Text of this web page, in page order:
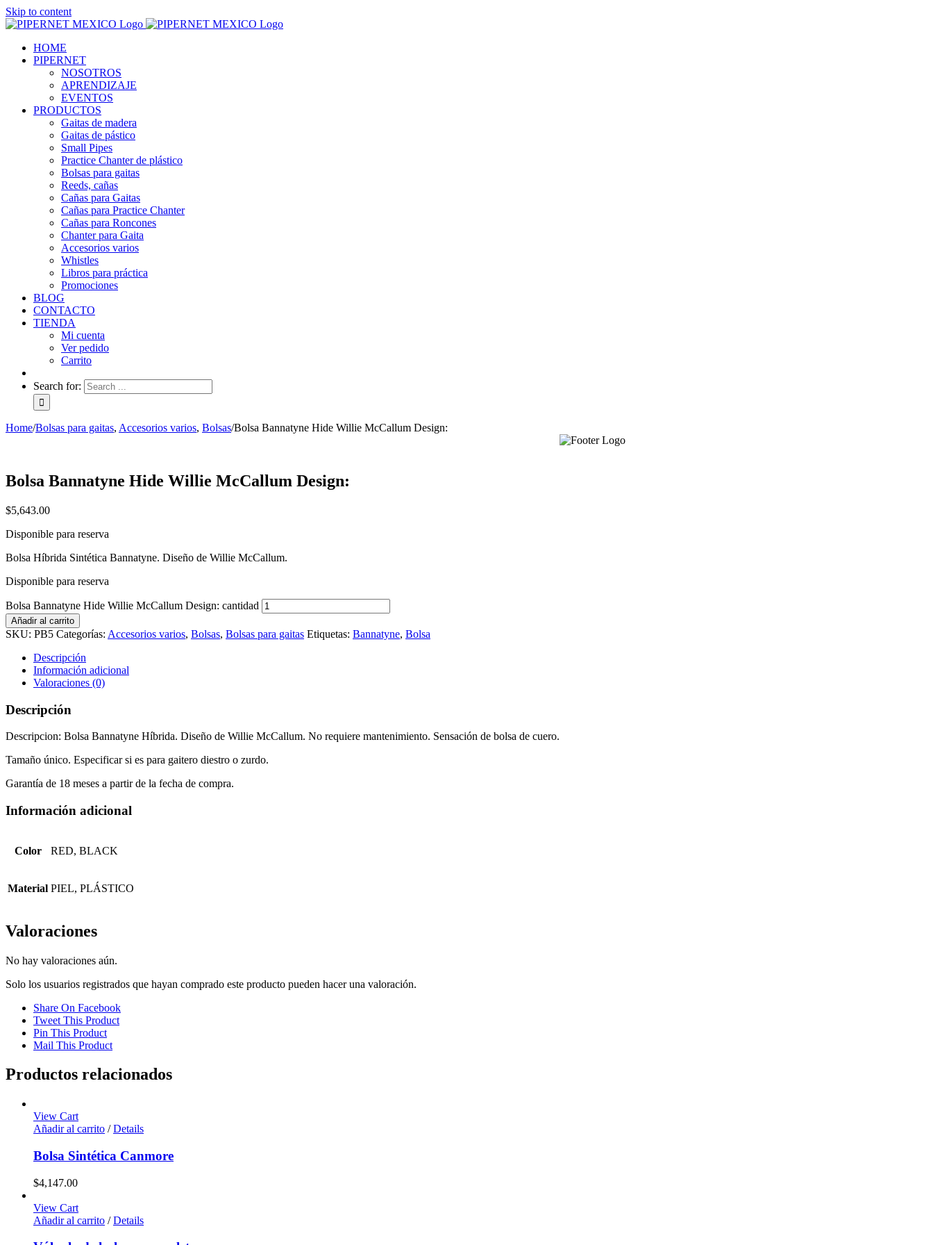
Skip to content
HOME
PIPERNET
NOSOTROS
APRENDIZAJE
EVENTOS
PRODUCTOS
Gaitas de madera
Gaitas de pástico
Small Pipes
Practice Chanter de plástico
Bolsas para gaitas
Reeds, cañas
Cañas para Gaitas
Cañas para Practice Chanter
Cañas para Roncones
Chanter para Gaita
Accesorios varios
Whistles
Libros para práctica
Promociones
BLOG
CONTACTO
TIENDA
Mi cuenta
Ver pedido
Carrito
Search for:
Home/Bolsas para gaitas, Accesorios varios, Bolsas/Bolsa Bannatyne Hide Willie McCallum Design:
Bolsa Bannatyne Hide Willie McCallum Design:
$5,643.00
Disponible para reserva
Bolsa Híbrida Sintética Bannatyne. Diseño de Willie McCallum.
Disponible para reserva
Bolsa Bannatyne Hide Willie McCallum Design: cantidad
Añadir al carrito
SKU: PB5 Categorías: Accesorios varios, Bolsas, Bolsas para gaitas Etiquetas: Bannatyne, Bolsa
Descripción
Información adicional
Valoraciones (0)
Descripción
Descripcion: Bolsa Bannatyne Híbrida. Diseño de Willie McCallum. No requiere mantenimiento. Sensación de bolsa de cuero.
Tamaño único. Especificar si es para gaitero diestro o zurdo.
Garantía de 18 meses a partir de la fecha de compra.
Información adicional
Color RED, BLACK
Material PIEL, PLÁSTICO
Valoraciones
No hay valoraciones aún.
Solo los usuarios registrados que hayan comprado este producto pueden hacer una valoración.
Share On Facebook
Tweet This Product
Pin This Product
Mail This Product
Productos relacionados
View Cart
Añadir al carrito / Details
Bolsa Sintética Canmore
$4,147.00
View Cart
Añadir al carrito / Details